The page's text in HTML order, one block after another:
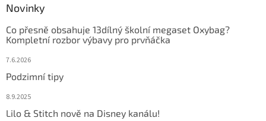
Novinky
Co přesně obsahuje 13dílný školní megaset Oxybag?
Kompletní rozbor výbavy pro prvňáčka
7.6.2026
Podzimní tipy
8.9.2025
Lilo & Stitch nově na Disney kanálu!